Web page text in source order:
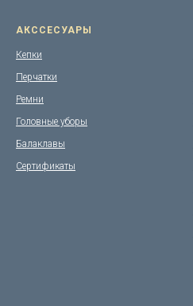
АКССЕСУАРЫ
Кепки
Перчатки
Ремни
Головные уборы
Балаклавы
Сертификаты